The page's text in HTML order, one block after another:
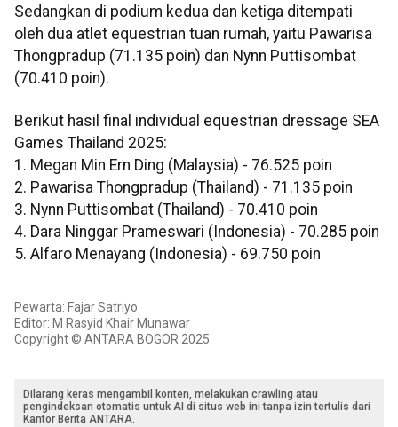
Sedangkan di podium kedua dan ketiga ditempati
oleh dua atlet equestrian tuan rumah, yaitu Pawarisa
Thongpradup (71.135 poin) dan Nynn Puttisombat
(70.410 poin).
Berikut hasil final individual equestrian dressage SEA
Games Thailand 2025:
1. Megan Min Ern Ding (Malaysia) - 76.525 poin
2. Pawarisa Thongpradup (Thailand) - 71.135 poin
3. Nynn Puttisombat (Thailand) - 70.410 poin
4. Dara Ninggar Prameswari (Indonesia) - 70.285 poin
5. Alfaro Menayang (Indonesia) - 69.750 poin
Pewarta: Fajar Satriyo
Editor: M Rasyid Khair Munawar
Copyright © ANTARA BOGOR 2025
Dilarang keras mengambil konten, melakukan crawling atau
pengindeksan otomatis untuk AI di situs web ini tanpa izin tertulis dari
Kantor Berita ANTARA.